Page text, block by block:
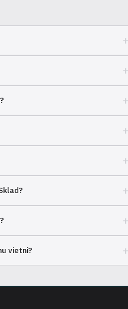
vietni?